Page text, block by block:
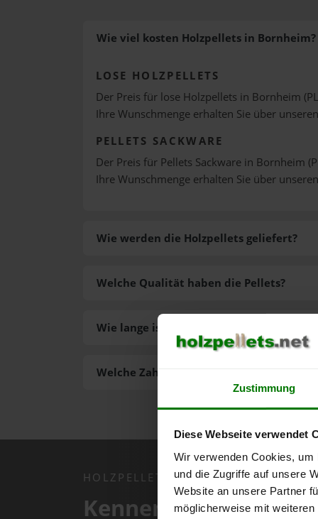
Zustimmung
Diese Webseite verwendet
Wir verwenden Cookies,
und die Zugriffe auf unsere
Website an unsere Partner
möglicherweise mit
Wie viel kosten Holzpellets in Bornheim?
LOSE HOLZPELLETS
Der Preis für lose Holzpellets in Bornheim
Ihre Wunschmenge erhalten Sie über unseren
PELLETS SACKWARE
Der Preis für Pellets Sackware in Bornheim
Ihre Wunschmenge erhalten Sie über unseren
Wie werden die Holzpellets geliefert?
Welche Zahlungsarten gibt es?
Welche Qualität haben die Pellets?
Wie lange ist die Lieferzeit der Pellets?
HOLZPELLETS.NET APP
Kennen Sie schon